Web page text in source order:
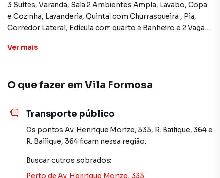
3 Suítes, Varanda, Sala 2 Ambientes Ampla, Lavabo, Copa
e Cozinha, Lavanderia, Quintal com Churrasqueira , Pia,
Corredor Lateral, Edícula com quarto e Banheiro e 2 Vagas
Aceita Financiamento. Ótima Localização.
Sobrado para Venda em região valorizada do bairro Vila
ou deseja mais informações sobre Sobrado em São
Paulo? Entre em contato com nossa equipe pelo telefone
(11) 2783-2000.
apartamentos, casas residenciais e comerciais, sobrados,
terrenos, lojas e barracões para venda ou locação, além de
Ver mais
O que fazer em Vila Formosa
Transporte público
Os pontos Av. Henrique Morize, 333, R. Bailique, 364e
R. Bailique, 364ficam nessa região.
Buscar outros sobrados:
Perto de Av. Henrique Morize, 333